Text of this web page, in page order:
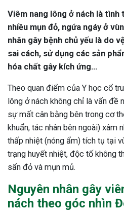
Viêm nang lông ở nách là tình
nhiều mụn đỏ, ngứa ngáy ở
nhân gây bệnh chủ yếu là do
sai cách, sử dụng các sản
hóa chất gây kích ứng…
Theo quan điểm của Y học cổ
lông ở nách không chỉ là vấn đề
sự mất cân bằng bên trong cơ
khuẩn, tác nhân bên ngoài) xâm
thấp nhiệt (nóng ẩm) tích tụ tại
trạng huyết nhiệt, độc tố không
sẩn đỏ và mụn mủ.
Nguyên nhân gây
nách theo góc nhìn